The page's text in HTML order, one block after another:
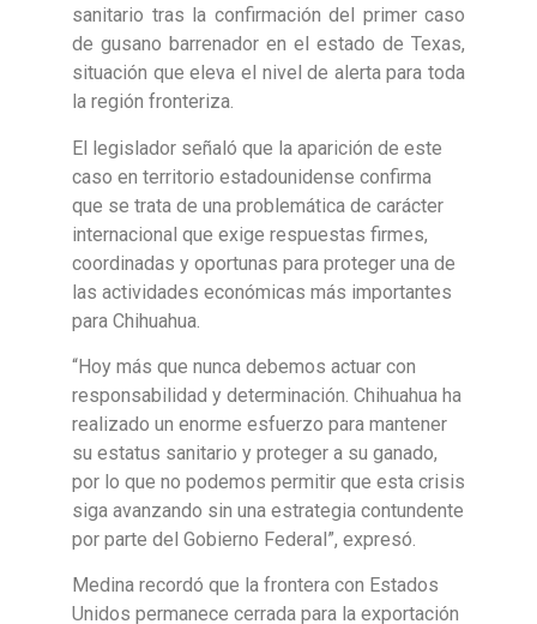
sanitario tras la confirmación del primer caso
de gusano barrenador en el estado de Texas,
situación que eleva el nivel de alerta para toda
la región fronteriza.
El legislador señaló que la aparición de este
caso en territorio estadounidense confirma
que se trata de una problemática de carácter
internacional que exige respuestas firmes,
coordinadas y oportunas para proteger una de
las actividades económicas más importantes
para Chihuahua.
“Hoy más que nunca debemos actuar con
responsabilidad y determinación. Chihuahua ha
realizado un enorme esfuerzo para mantener
su estatus sanitario y proteger a su ganado,
por lo que no podemos permitir que esta crisis
siga avanzando sin una estrategia contundente
por parte del Gobierno Federal”, expresó.
Medina recordó que la frontera con Estados
Unidos permanece cerrada para la exportación